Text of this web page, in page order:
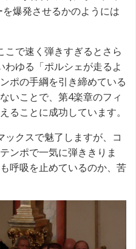
爆発させるかのようには
で速く弾きすぎるとさら
ゆる「ポルシェが走るよ
ポの手綱を引き締めている
いことで、第4楽章のフィ
ることに成功しています。
クスで魅了しますが、コ
ンポで一気に弾ききりま
呼吸を止めているのか、苦